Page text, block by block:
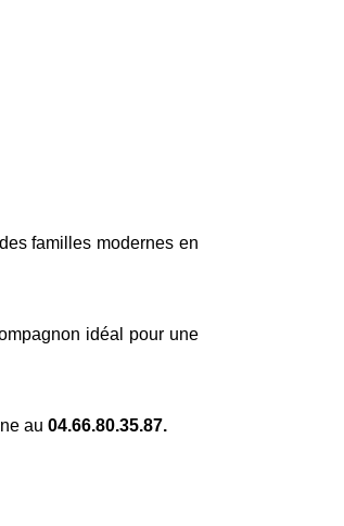
familles modernes en
idéal pour une
au04.66.80.35.87.